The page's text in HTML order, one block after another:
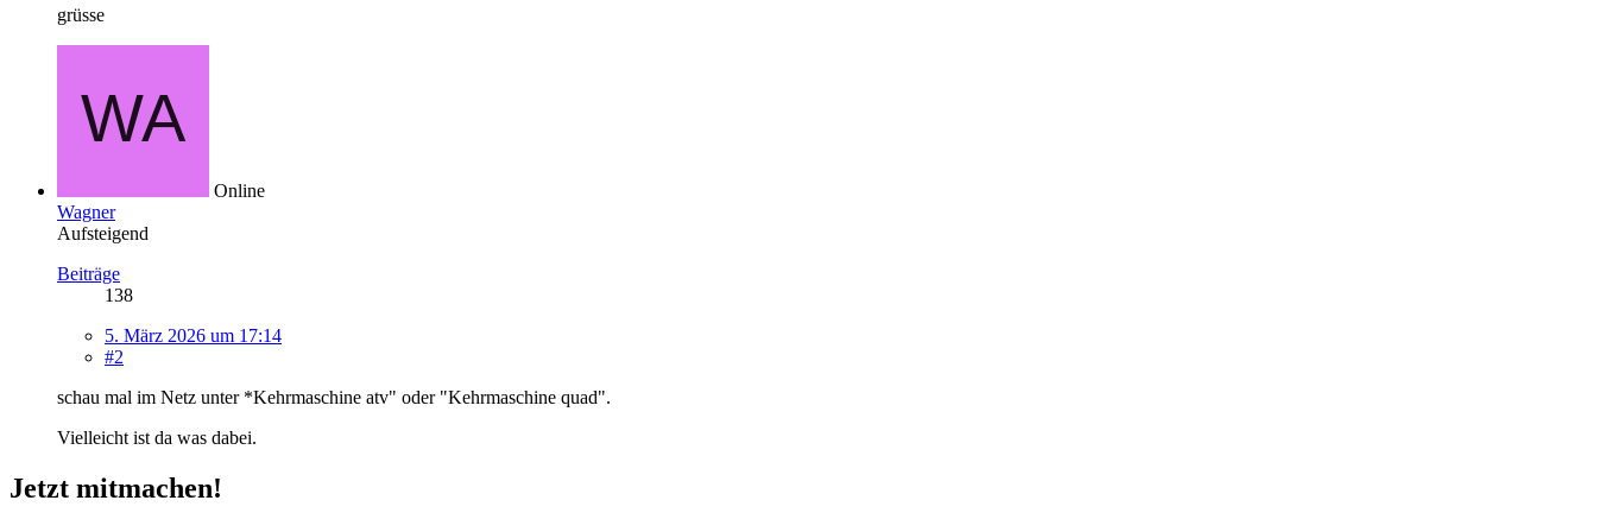
grüsse
Online
Wagner
Aufsteigend
Beiträge
138
5. März 2026 um 17:14
#2
schau mal im Netz unter *Kehrmaschine atv" oder "Kehrmaschine quad".
Vielleicht ist da was dabei.
Jetzt mitmachen!